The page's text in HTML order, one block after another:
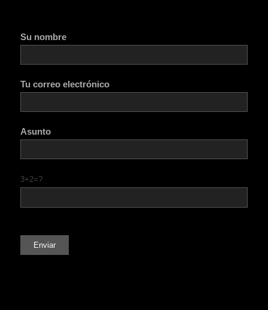
Su nombre
Tu correo electrónico
Asunto
3+2=?